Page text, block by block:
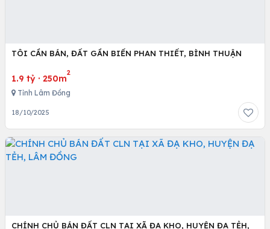
TÔI CẦN BÁN, ĐẤT GẦN BIỂN PHAN THIẾT, BÌNH THUẬN
1.9 tỷ · 250m
2
Tỉnh Lâm Đồng
18/10/2025
CHÍNH CHỦ BÁN ĐẤT CLN TẠI XÃ ĐẠ KHO, HUYỆN ĐẠ TẺH,